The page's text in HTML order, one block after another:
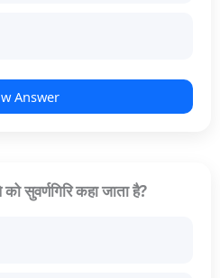
Answer
सुवर्णगिरि कहा जाता है?